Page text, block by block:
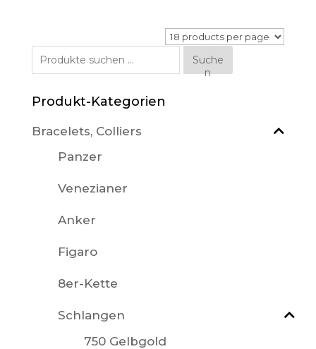
Suche
nach:
Suche
n
Produkt-Kategorien
Bracelets, Colliers
Panzer
Venezianer
Anker
Figaro
8er-Kette
Schlangen
750 Gelbgold